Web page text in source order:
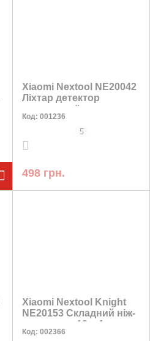
Xiaomi Nextool NE20042
Ліхтар детектор
прихованої камери,
антишпигун, 500 lm, 800
Код: 001236
5
498 грн.
Xiaomi Nextool Knight
NE20153 Складний ніж-
мультитул 12 в 1
Код: 002366